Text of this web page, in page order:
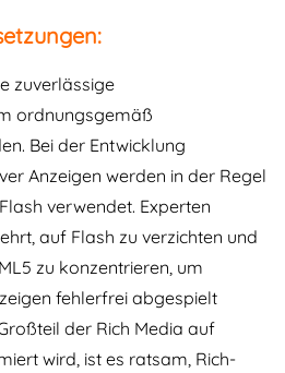
zuverlässige
ordnungsgemäß
Bei der Entwicklung
Anzeigen werden in der Regel
verwendet. Experten
auf Flash zu verzichten und
zu konzentrieren, um
fehlerfrei abgespielt
der Rich Media auf
wird, ist es ratsam, Rich-